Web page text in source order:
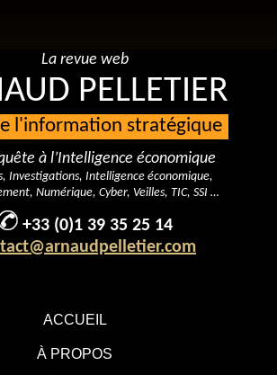
ACCUEIL
À PROPOS
La revue web
PELLETIER
l'information stratégique
à l’Intelligence économique
Investigations, Intelligence économique,
Numérique, Cyber, Veilles, TIC, SSI …
+33 (0)1 39 35 25 14